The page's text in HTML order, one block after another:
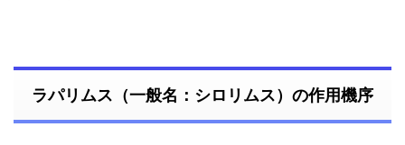
ラパリムス（一般名：シロリムス）の作用機序